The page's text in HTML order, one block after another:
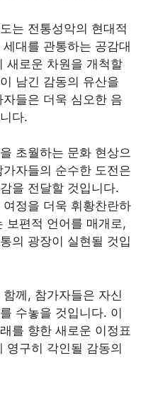
는 전통성악의 현대적
대를 관통하는 공감대
새로운 차원을 개척할
남긴 감동의 유산을
들은 더욱 심오한 음
다.
초월하는 문화 현상으
자들의 순수한 도전은
을 전달할 것입니다.
정을 더욱 휘황찬란하
보편적 언어를 매개로,
의 광장이 실현될 것입
께, 참가자들은 자신
수놓을 것입니다. 이
를 향한 새로운 이정표
영구히 각인될 감동의